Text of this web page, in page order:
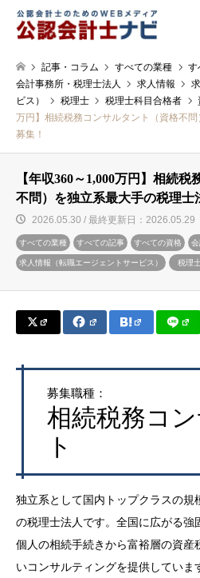
記事・コラム すべての業種 す
会計事務所・税理士法人
求人情報
ビス）
税理士 税理士科目合格者
万円】相続税務コンサルタント（資格不
募集！
【年収360～1,000万円】相続
不問）を独立系最大手の税理士
2026.05.30 / 最終更新日：2026.05.29
すべての業種 すべての記事 すべての資格
求人情報（転職エージェントサービス） 税理
募集職種：
相続税務コ
ト
独立系として国内トップクラスの規
の税理士法人です。全国に広がる強
個人の相続手続きから富裕層の資産
いコンサルティングを提供していま